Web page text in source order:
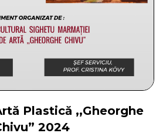
Plastică ,,Gheorghe
2024